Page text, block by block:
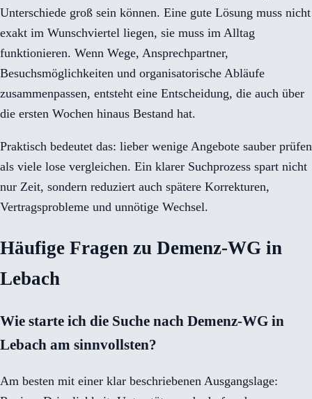
Unterschiede groß sein können. Eine gute Lösung muss nicht
exakt im Wunschviertel liegen, sie muss im Alltag
funktionieren. Wenn Wege, Ansprechpartner,
Besuchsmöglichkeiten und organisatorische Abläufe
zusammenpassen, entsteht eine Entscheidung, die auch über
die ersten Wochen hinaus Bestand hat.
Praktisch bedeutet das: lieber wenige Angebote sauber prüfen
als viele lose vergleichen. Ein klarer Suchprozess spart nicht
nur Zeit, sondern reduziert auch spätere Korrekturen,
Vertragsprobleme und unnötige Wechsel.
Häufige Fragen zu Demenz-WG in
Lebach
Wie starte ich die Suche nach Demenz-WG in
Lebach am sinnvollsten?
Am besten mit einer klar beschriebenen Ausgangslage: